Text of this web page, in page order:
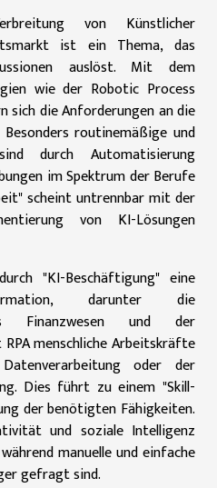
von Künstlicher
ist ein Thema, das
auslöst. Mit dem
wie der Robotic Process
sich die Anforderungen an die
routinemäßige und
durch Automatisierung
im Spektrum der Berufe
scheint untrennbar mit der
von KI-Lösungen
"KI-Beschäftigung" eine
darunter die
Finanzwesen und der
menschliche Arbeitskräfte
oder der
Dies führt zu einem "Skill-
der benötigten Fähigkeiten.
und soziale Intelligenz
manuelle und einfache
gefragt sind.